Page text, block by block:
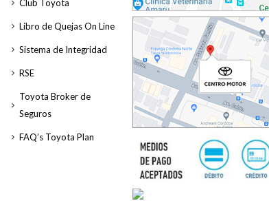
Club Toyota
Libro de Quejas On Line
Sistema de Integridad
RSE
Toyota Broker de
Seguros
FAQ’s Toyota Plan